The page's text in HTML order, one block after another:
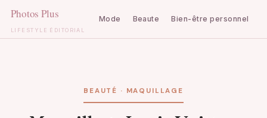
LIFESTYLE ÉDITORIAL
Mode Beaute Bien-être personnel
BEAUTÉ · MAQUILLAGE